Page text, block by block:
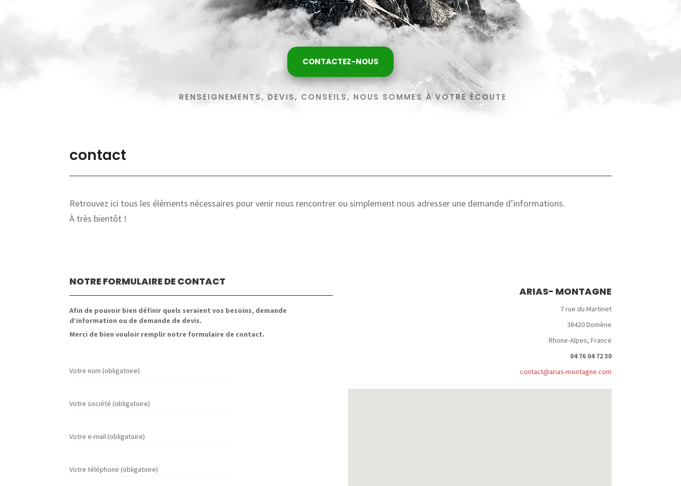
CONTACTEZ-NOUS
RENSEIGNEMENTS, DEVIS, CONSEILS, NOUS SOMMES À VOTRE ÉCOUTE
contact
Retrouvez ici tous les éléments nécessaires pour venir nous rencontrer ou simplement nous adresser une demande d’informations.
À très bientôt !
NOTRE FORMULAIRE DE CONTACT
Afin de pouvoir bien définir quels seraient vos besoins, demande
d’information ou de demande de devis.
Merci de bien vouloir remplir notre formulaire de contact.
Votre nom (obligatoire)
Votre société (obligatoire)
Votre e-mail (obligatoire)
Votre téléphone (obligatoire)
ARIAS- MONTAGNE
7 rue du Martinet
38420 Domène
Rhone-Alpes, France
04 76 04 72 30
contact@arias-montagne.com